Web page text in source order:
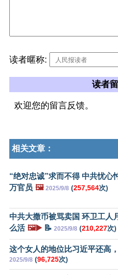
读者暱称:
读者
欢迎您的留言反馈。
相关文章：
“绝对忠诚”求而不得 中共忧心
万官员 🖼️ 2025/9/8 (257,564次)
中共大撒币被骂卖国 环卫工人
么活 🖼️▶️ 📝 2025/9/8 (210,227次)
这个女人的地位比习近平还高
2025/9/8 (96,725次)